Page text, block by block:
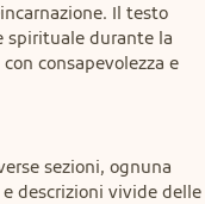
Il testo
spirituale durante la
consapevolezza e
sezioni, ognuna
descrizioni vivide delle